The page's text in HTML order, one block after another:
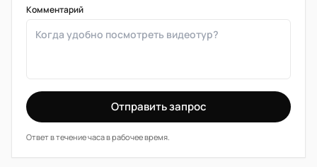
Комментарий
Отправить запрос
Ответ в течение часа в рабочее время.